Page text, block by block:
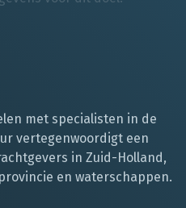
met specialisten in de
vertegenwoordigt een
in Zuid-Holland,
en waterschappen.